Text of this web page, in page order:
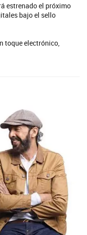
estrenado el próximo
bajo el sello
toque electrónico,